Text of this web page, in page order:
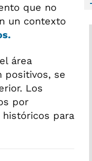
que no
un contexto
área
positivos, se
Los
por
para